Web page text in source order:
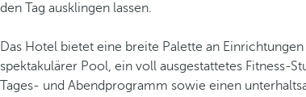
den Tag ausklingen lassen.
Das Hotel bietet eine breite Palette an
spektakulärer Pool, ein voll ausgestattetes Fitness-
Tages- und Abendprogramm sowie einen